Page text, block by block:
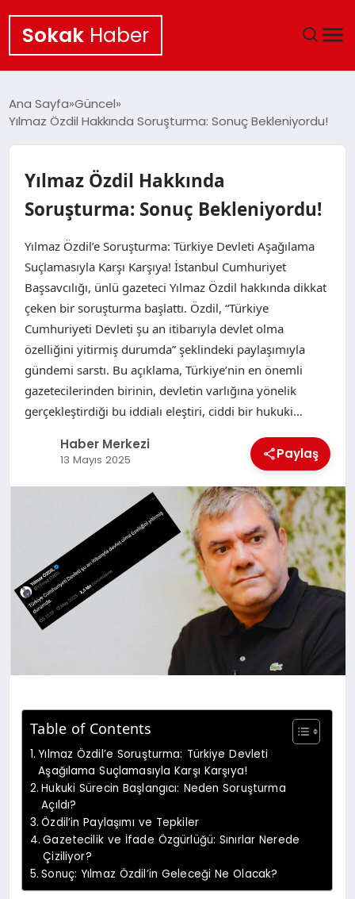
Sokak Haber
POLITIKA
GÜNCEL
KÜLTÜR SANAT
SAĞLIK
TEKNOLOJI
Ana Sayfa Güncel
Yılmaz Özdil Hakkında Soruşturma: Sonuç Bekleniyordu!
Yılmaz Özdil Hakkında
Soruşturma: Sonuç Bekleniyordu!
Yılmaz Özdil’e Soruşturma: Türkiye Devleti Aşağılama
Suçlamasıyla Karşı Karşıya! İstanbul Cumhuriyet
Başsavcılığı, ünlü gazeteci Yılmaz Özdil hakkında dikkat
çeken bir soruşturma başlattı. Özdil, “Türkiye
Cumhuriyeti Devleti şu an itibarıyla devlet olma
özelliğini yitirmiş durumda” şeklindeki paylaşımıyla
gündemi sarstı. Bu açıklama, Türkiye’nin en önemli
gazetecilerinden birinin, devletin varlığına yönelik
gerçekleştirdiği bu iddialı eleştiri, ciddi bir hukuki…
Haber Merkezi
13 Mayıs 2025 Paylaş
Table of Contents
Yılmaz Özdil’e Soruşturma: Türkiye Devleti
Aşağılama Suçlamasıyla Karşı Karşıya!
Hukuki Sürecin Başlangıcı: Neden Soruşturma
Açıldı?
Özdil’in Paylaşımı ve Tepkiler
Gazetecilik ve İfade Özgürlüğü: Sınırlar Nerede
Çiziliyor?
Sonuç: Yılmaz Özdil’in Geleceği Ne Olacak?